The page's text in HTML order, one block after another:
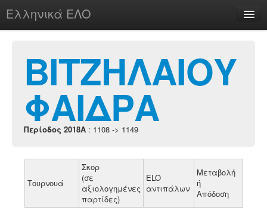
Ελληνικά ΕΛΟ
chesstu.be @ discord
Login
ΒΙΤΖΗΛΑΙΟΥ
ΦΑΙΔΡΑ
Περίοδος 2018A : 1108 -> 1149
Τουρνουά
Σκορ
(σε
αξιολογημένες
παρτίδες)
ELO
αντιπάλων
Μεταβολή
ή
Απόδοση